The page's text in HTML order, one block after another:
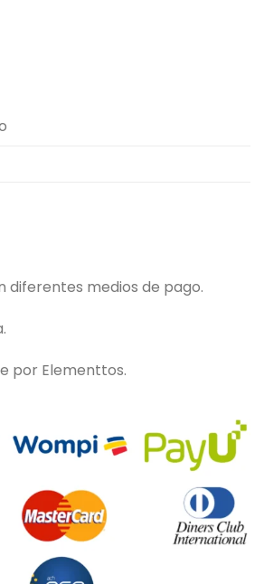
diferentes medios de pago.
por Elementtos.